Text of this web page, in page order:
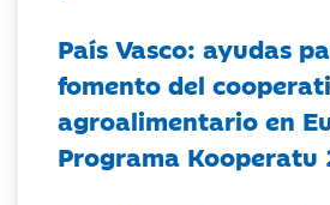
País Vasco: ayudas
fomento del
agroalimentario en
Programa Kooperatu